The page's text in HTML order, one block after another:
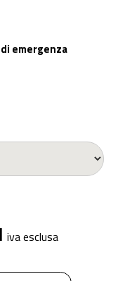
emergenza
iva esclusa